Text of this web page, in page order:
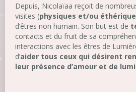
Depuis, Nicolaïaa reçoit de
visites (physiques et/ou
d’êtres non humain. Son but est de
contacts et du fruit de sa
interactions avec les êtres de
d’aider tous ceux qui désirent
leur présence d’amour et de